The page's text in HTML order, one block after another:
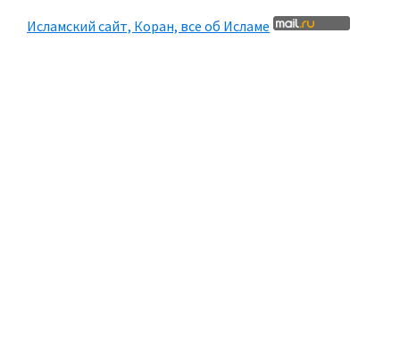
Исламский сайт, Коран, все об Исламе